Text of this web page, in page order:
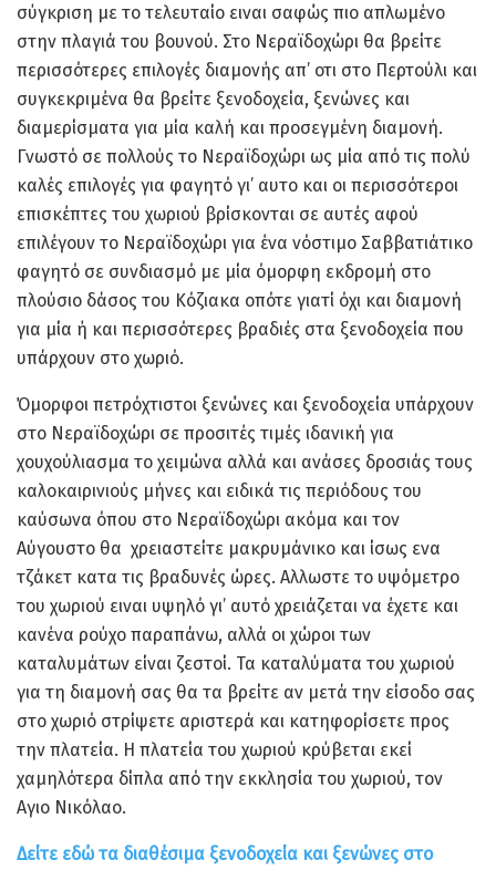
σύγκριση με το τελευταίο ειναι σαφώς πιο απλωμένο
στην πλαγιά του βουνού. Στο Νεραϊδοχώρι θα βρείτε
περισσότερες επιλογές διαμονής απ’ οτι στο Περτούλι και
συγκεκριμένα θα βρείτε ξενοδοχεία, ξενώνες και
διαμερίσματα για μία καλή και προσεγμένη διαμονή.
Γνωστό σε πολλούς το Νεραϊδοχώρι ως μία από τις πολύ
καλές επιλογές για φαγητό γι’ αυτο και οι περισσότεροι
επισκέπτες του χωριού βρίσκονται σε αυτές αφού
επιλέγουν το Νεραϊδοχώρι για ένα νόστιμο Σαββατιάτικο
φαγητό σε συνδιασμό με μία όμορφη εκδρομή στο
πλούσιο δάσος του Κόζιακα οπότε γιατί όχι και διαμονή
για μία ή και περισσότερες βραδιές στα ξενοδοχεία που
υπάρχουν στο χωριό.
Όμορφοι πετρόχτιστοι ξενώνες και ξενοδοχεία υπάρχουν
στο Νεραϊδοχώρι σε προσιτές τιμές ιδανική για
χουχούλιασμα το χειμώνα αλλά και ανάσες δροσιάς τους
καλοκαιρινιούς μήνες και ειδικά τις περιόδους του
καύσωνα όπου στο Νεραϊδοχώρι ακόμα και τον
Αύγουστο θα χρειαστείτε μακρυμάνικο και ίσως ενα
τζάκετ κατα τις βραδυνές ώρες. Αλλωστε το υψόμετρο
του χωριού ειναι υψηλό γι’ αυτό χρειάζεται να έχετε και
κανένα ρούχο παραπάνω, αλλά οι χώροι των
καταλυμάτων είναι ζεστοί. Τα καταλύματα του χωριού
για τη διαμονή σας θα τα βρείτε αν μετά την είσοδο σας
στο χωριό στρίψετε αριστερά και κατηφορίσετε προς
την πλατεία. Η πλατεία του χωριού κρύβεται εκεί
χαμηλότερα δίπλα από την εκκλησία του χωριού, τον
Αγιο Νικόλαο.
Δείτε εδώ τα διαθέσιμα ξενοδοχεία και ξενώνες στο